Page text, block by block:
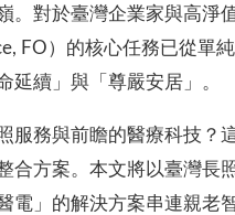
。對於臺灣企業家與高淨
FO）的核心任務已從單
延續」與「尊嚴安居」。
服務與前瞻的醫療科技？
合方案。本文將以臺灣長
電」的解決方案串連親老